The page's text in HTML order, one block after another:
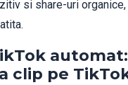
si share-uri
clip pe